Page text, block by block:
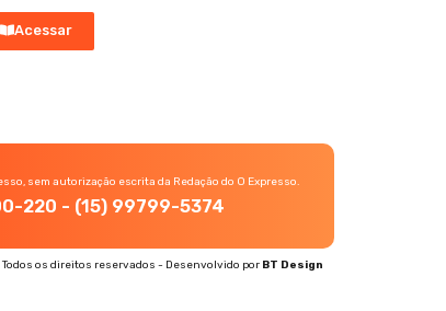
Acessar
sem autorização escrita da Redação do O Expresso.
220 - (15) 99799-5374
os direitos reservados - Desenvolvido por BT Design